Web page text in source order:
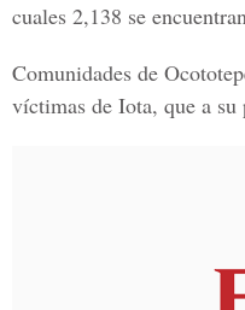
cuales 2,138 se
Comunidades de
víctimas de Iota, que a su